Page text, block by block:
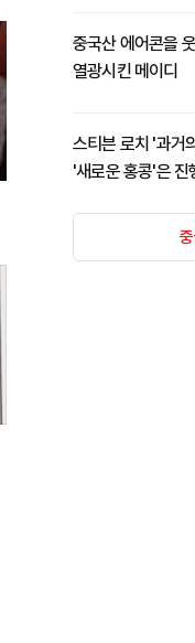
중국산 에어콘을
열광시킨 메이디
스티븐 로치 '과거
'새로운 홍콩'은 진